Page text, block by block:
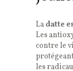
Ladatte
Les
contre le
les